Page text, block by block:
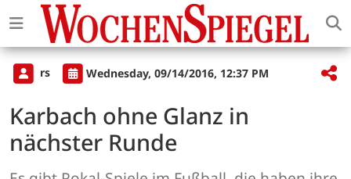
rs Wednesday, 09/14/2016, 12:37 PM
Karbach ohne Glanz in
nächster Runde